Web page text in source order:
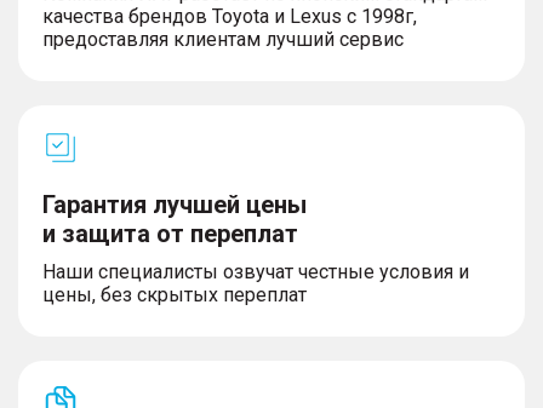
качества брендов Toyota и Lexus с 1998г,
предоставляя клиентам лучший сервис
Гарантия лучшей цены
и защита от переплат
Наши специалисты озвучат честные условия и
цены, без скрытых переплат